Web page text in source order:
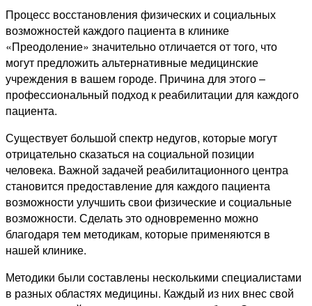
Процесс восстановления физических и социальных
возможностей каждого пациента в клинике
«Преодоление» значительно отличается от того, что
могут предложить альтернативные медицинские
учреждения в вашем городе. Причина для этого –
профессиональный подход к реабилитации для каждого
пациента.
Существует большой спектр недугов, которые могут
отрицательно сказаться на социальной позиции
человека. Важной задачей реабилитационного центра
становится предоставление для каждого пациента
возможности улучшить свои физические и социальные
возможности. Сделать это одновременно можно
благодаря тем методикам, которые применяются в
нашей клинике.
Методики были составлены несколькими специалистами
в разных областях медицины. Каждый из них внес свой